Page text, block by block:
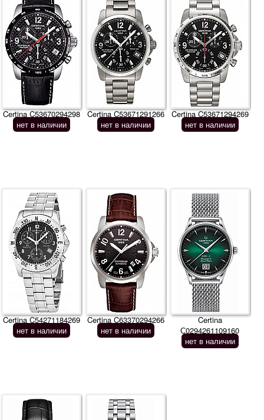
Certina C53670294298
нет в наличии
Certina C53671291266
нет в наличии
Certina C53671294269
нет в наличии
Certina C54271184269
нет в наличии
Certina C63370294266
нет в наличии
Certina
С0294261109160
нет в наличии